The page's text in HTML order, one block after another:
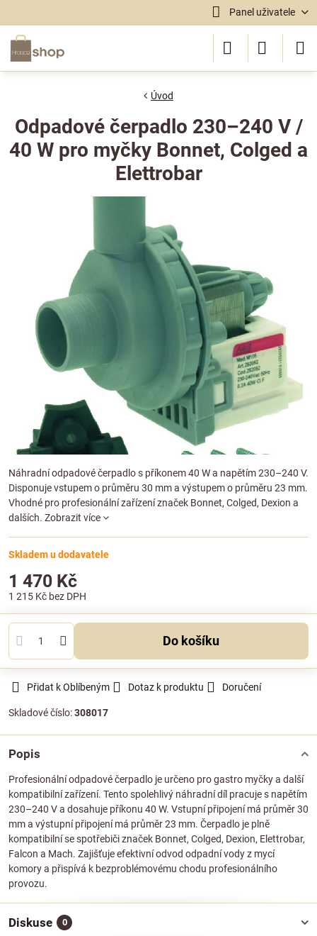
Panel uživatele
Úvod
Odpadové čerpadlo 230–240 V /
40 W pro myčky Bonnet, Colged a
Elettrobar
Náhradní odpadové čerpadlo s příkonem 40 W a napětím 230–240 V.
Disponuje vstupem o průměru 30 mm a výstupem o průměru 23 mm.
Vhodné pro profesionální zařízení značek Bonnet, Colged, Dexion a
dalších. Zobrazit více
Skladem u dodavatele
1 470 Kč
1 215 Kč bez DPH
Do košíku
Přidat k Oblíbeným Dotaz k produktu Doručení
Skladové číslo:308017
Popis
Profesionální odpadové čerpadlo je určeno pro gastro myčky a další
kompatibilní zařízení. Tento spolehlivý náhradní díl pracuje s napětím
230–240 V a dosahuje příkonu 40 W. Vstupní připojení má průměr 30
mm a výstupní připojení má průměr 23 mm. Čerpadlo je plně
kompatibilní se spotřebiči značek Bonnet, Colged, Dexion, Elettrobar,
Falcon a Mach. Zajišťuje efektivní odvod odpadní vody z mycí
komory a přispívá k bezproblémovému chodu profesionálního
provozu.
Diskuse 0